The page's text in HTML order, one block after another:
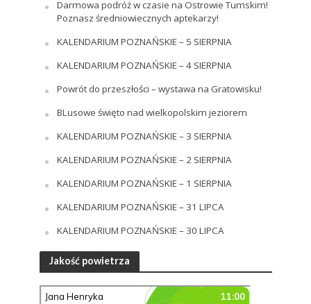
Darmowa podróż w czasie na Ostrowie Tumskim!
Poznasz średniowiecznych aptekarzy!
KALENDARIUM POZNAŃSKIE – 5 SIERPNIA
KALENDARIUM POZNAŃSKIE – 4 SIERPNIA
Powrót do przeszłości – wystawa na Gratowisku!
BLusowe święto nad wielkopolskim jeziorem
KALENDARIUM POZNAŃSKIE – 3 SIERPNIA
KALENDARIUM POZNAŃSKIE – 2 SIERPNIA
KALENDARIUM POZNAŃSKIE – 1 SIERPNIA
KALENDARIUM POZNAŃSKIE – 31 LIPCA
KALENDARIUM POZNAŃSKIE – 30 LIPCA
Jakość powietrza